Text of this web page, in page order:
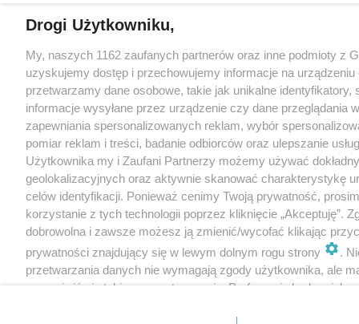
Drogi Użytkowniku,
My, naszych 1162 zaufanych partnerów oraz inne podmioty z
uzyskujemy dostęp i przechowujemy informacje na urządzeniu
przetwarzamy dane osobowe, takie jak unikalne identyfikatory,
informacje wysyłane przez urządzenie czy dane przeglądania
zapewniania spersonalizowanych reklam, wybór
pomiar reklam i treści, badanie odbiorców oraz ulepszanie
Użytkownika my i Zaufani Partnerzy możemy używać
geolokalizacyjnych oraz aktywnie skanować charakterystykę
celów identyfikacji. Ponieważ cenimy Twoją prywatność,
korzystanie z tych technologii poprzez kliknięcie „Akceptuję”.
dobrowolna i zawsze możesz ją zmienić/wycofać klikając
prywatności znajdujący się w lewym dolnym rogu strony
.
przetwarzania danych nie wymagają zgody użytkownika, ale
sprzeciwić się takiemu przetwarzaniu. Preferencje będą miały